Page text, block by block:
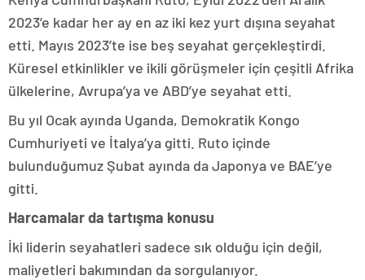
2023’e kadar her ay en az iki kez yurt dışına seyahat
etti. Mayıs 2023’te ise beş seyahat gerçekleştirdi.
Küresel etkinlikler ve ikili görüşmeler için çeşitli Afrika
ülkelerine, Avrupa’ya ve ABD’ye seyahat etti.
Bu yıl Ocak ayında Uganda, Demokratik Kongo
Cumhuriyeti ve İtalya’ya gitti. Ruto içinde
bulunduğumuz Şubat ayında da Japonya ve BAE’ye
gitti.
Harcamalar da tartışma konusu
İki liderin seyahatleri sadece sık olduğu için değil,
maliyetleri bakımından da sorgulanıyor.